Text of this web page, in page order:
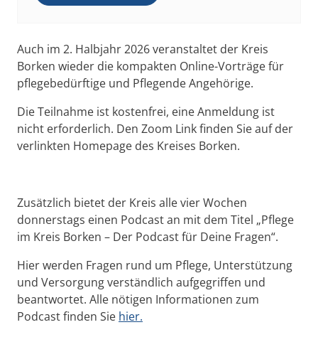
Auch im 2. Halbjahr 2026 veranstaltet der Kreis
Borken wieder die kompakten Online-Vorträge für
pflegebedürftige und Pflegende Angehörige.
Die Teilnahme ist kostenfrei, eine Anmeldung ist
nicht erforderlich. Den Zoom Link finden Sie auf der
verlinkten Homepage des Kreises Borken.
Zusätzlich bietet der Kreis alle vier Wochen
donnerstags einen Podcast an mit dem Titel „Pflege
im Kreis Borken – Der Podcast für Deine Fragen“.
Hier werden Fragen rund um Pflege, Unterstützung
und Versorgung verständlich aufgegriffen und
beantwortet. Alle nötigen Informationen zum
Podcast finden Sie hier.